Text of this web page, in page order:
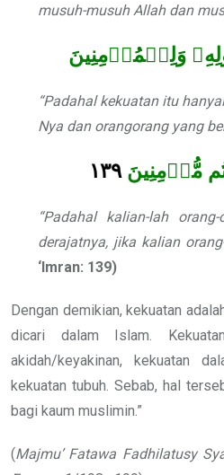
musuh-musuh Allah dan
وَلِلۡمُؤۡمِنِينَ
“Padahal kekuatan itu
Nya dan orangorang yang
مُّؤۡمِنِينَ ١٣٩
“Padahal kalian-lah
derajatnya, jika kalian
‘Imran: 139)
Dengan demikian, kekuatan
dicari dalam Islam.
akidah/keyakinan, kekuatan
kekuatan tubuh. Sebab, hal
bagi kaum muslimin.”
(Majmu’ Fatawa Fadhilatusy